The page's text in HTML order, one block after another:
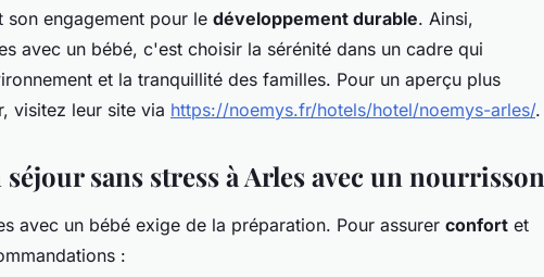
son engagement pour le développement durable. Ainsi,
avec un bébé, c'est choisir la sérénité dans un cadre qui
et la tranquillité des familles. Pour un aperçu plus
visitez leur site via https://noemys.fr/hotels/hotel/noemys-arles/.
sans stress à Arles avec un nourrisson
avec un bébé exige de la préparation. Pour assurer confort et
: